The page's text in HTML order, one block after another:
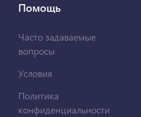
Помощь
Часто задаваемые
вопросы
Условия
Политика
конфиденциальности